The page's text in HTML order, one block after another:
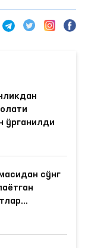
ўрганилди
сўнг